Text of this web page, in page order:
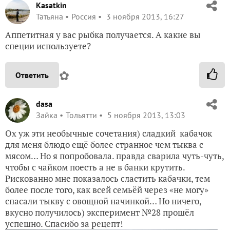
Kasatkin
Татьяна
Россия 3 ноября 2013, 16:27
Аппетитная у вас рыбка получается. А какие вы
специи используете?
Ответить ✿
dasa
Зайка
Тольятти 5 ноября 2013, 13:03
Ох уж эти необычные сочетания) сладкий кабачок
для меня блюдо ещё более странное чем тыква с
мясом… Но я попробовала. правда сварила чуть-чуть,
чтобы с чайком поесть а не в банки крутить.
Рискованно мне показалось сластить кабачки, тем
более после того, как всей семьёй через «не могу»
спасали тыкву с овощной начинкой… Но ничего,
вкусно получилось) эксперимент №28 прошёл
успешно. Спасибо за рецепт!